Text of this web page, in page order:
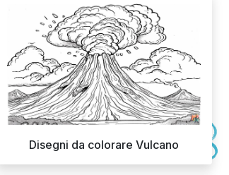
Disegni da colorare Vulcano